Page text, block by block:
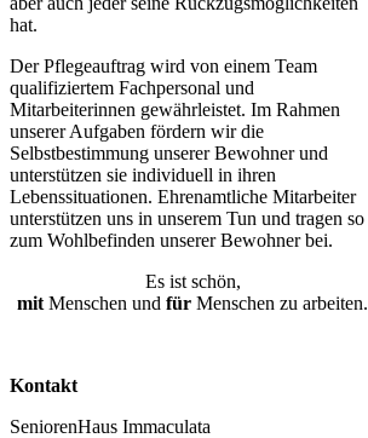
hat.
Der Pflegeauftrag wird von einem Team
qualifiziertem Fachpersonal und
Mitarbeiterinnen gewährleistet. Im Rahmen
unserer Aufgaben fördern wir die
Selbstbestimmung unserer Bewohner und
unterstützen sie individuell in ihren
Lebenssituationen. Ehrenamtliche Mitarbeiter
unterstützen uns in unserem Tun und tragen so
zum Wohlbefinden unserer Bewohner bei.
Es ist schön,
mitMenschen undfür Menschen zu arbeiten.
Kontakt
SeniorenHaus Immaculata